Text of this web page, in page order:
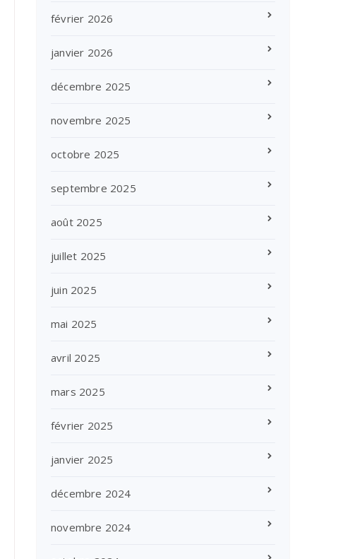
février 2026
janvier 2026
décembre 2025
novembre 2025
octobre 2025
septembre 2025
août 2025
juillet 2025
juin 2025
mai 2025
avril 2025
mars 2025
février 2025
janvier 2025
décembre 2024
novembre 2024